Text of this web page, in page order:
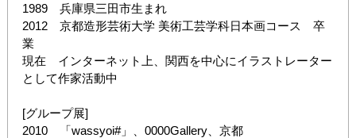
1989　兵庫県三田市生まれ
2012　京都造形芸術大学 美術工芸学科日本画コース　卒
業
現在　インターネット上、関西を中心にイラストレーター
として作家活動中
[グループ展]
2010　「wassyoi#」、0000Gallery、京都